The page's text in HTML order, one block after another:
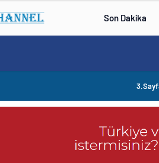
Son Dakika